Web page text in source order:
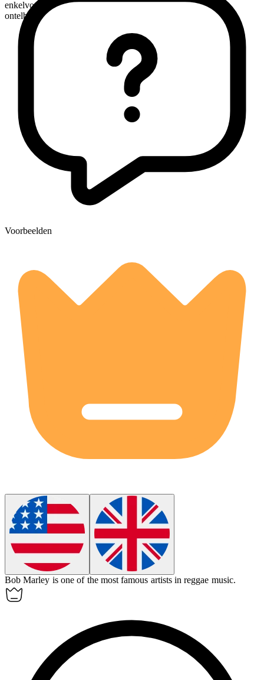
enkelvoudig
ontelbaar
Voorbeelden
Bob Marley is one of the most famous artists inreggae music.